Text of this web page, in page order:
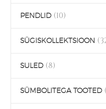
PENDLID (10)
SÜGISKOLLEKTSIOON
SULED (8)
SÜMBOLITEGA TOOTED